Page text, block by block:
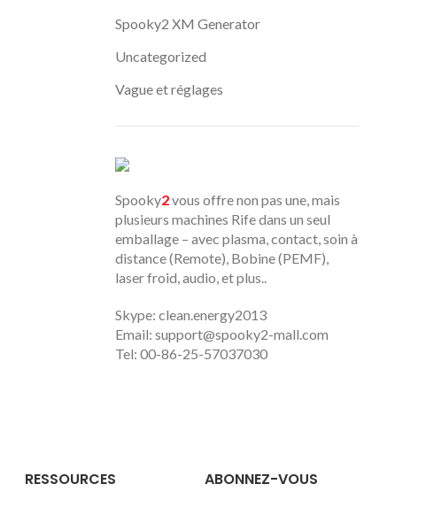
Spooky2 XM Generator
Uncategorized
Vague et réglages
Spooky2vous offre non pas une, mais
plusieurs machines Rife dans un seul
emballage – avec plasma, contact, soin à
distance (Remote), Bobine (PEMF),
laser froid, audio, et plus..
Skype: clean.energy2013
Email: support@spooky2-mall.com
Tel: 00-86-25-57037030
RESSOURCES ABONNEZ-VOUS